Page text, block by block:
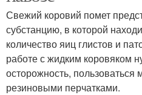
Свежий коровий помет
субстанцию, в которой
количество яиц глистов и
работе с жидким коровяком
осторожность,
резиновыми перчатками.